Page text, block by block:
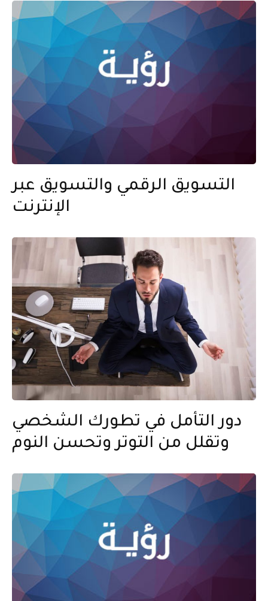
التسويق الرقمي والتسويق عبر
الإنترنت
دور التأمل في تطورك الشخصي
وتقلل من التوتر وتحسن النوم